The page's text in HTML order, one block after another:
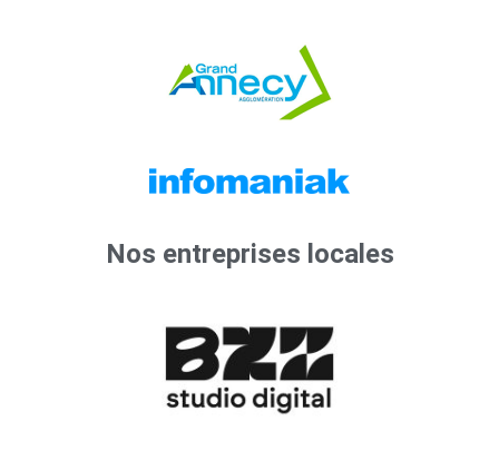
Nos entreprises locales